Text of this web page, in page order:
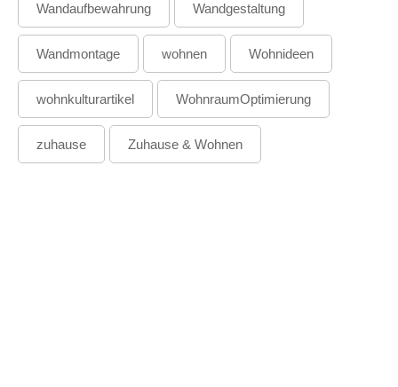
Wandaufbewahrung Wandgestaltung
Wandmontage wohnen Wohnideen
wohnkulturartikel WohnraumOptimierung
zuhause Zuhause & Wohnen